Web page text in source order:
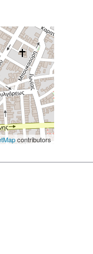
contributors